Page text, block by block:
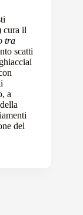
cura il
tra
scatti
a
del